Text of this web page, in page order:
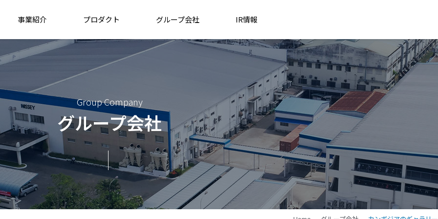
事業紹介 プロダクト グループ会社 IR情報
Group Company
グループ会社